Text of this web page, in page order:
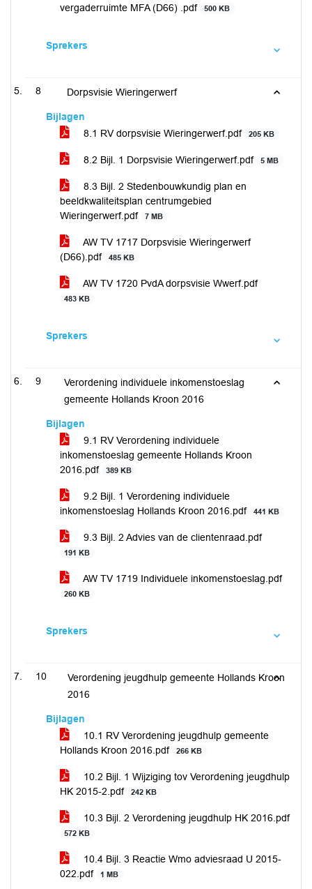
vergaderruimte MFA (D66) .pdf 500 KB
Sprekers
8 Dorpsvisie Wieringerwerf
Bijlagen
8.1 RV dorpsvisie Wieringerwerf.pdf
205 KB
8.2 Bijl. 1 Dorpsvisie Wieringerwerf.pdf 5 MB
8.3 Bijl. 2 Stedenbouwkundig plan en
beeldkwaliteitsplan centrumgebied
Wieringerwerf.pdf
7 MB
AW TV 1717 Dorpsvisie Wieringerwerf
(D66).pdf
485 KB
AW TV 1720 PvdA dorpsvisie Wwerf.pdf
483 KB
Sprekers
9
Verordening individuele inkomenstoeslag
gemeente Hollands Kroon 2016
Bijlagen
9.1 RV Verordening individuele
inkomenstoeslag gemeente Hollands Kroon
2016.pdf
389 KB
9.2 Bijl. 1 Verordening individuele
inkomenstoeslag Hollands Kroon 2016.pdf
441 KB
9.3 Bijl. 2 Advies van de clientenraad.pdf
191 KB
AW TV 1719 Individuele inkomenstoeslag.pdf
260 KB
Sprekers
10
Verordening jeugdhulp gemeente Hollands Kroon
2016
Bijlagen
10.1 RV Verordening jeugdhulp gemeente
Hollands Kroon 2016.pdf
266 KB
10.2 Bijl. 1 Wijziging tov Verordening jeugdhulp
HK 2015-2.pdf
242 KB
10.3 Bijl. 2 Verordening jeugdhulp HK 2016.pdf
572 KB
10.4 Bijl. 3 Reactie Wmo adviesraad U 2015-
022.pdf
1 MB